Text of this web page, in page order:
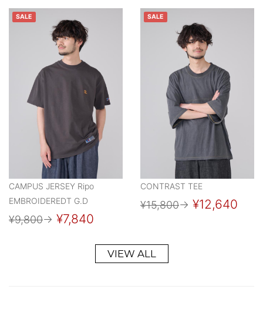
SALE
CAMPUS JERSEY Ripo
EMBROIDEREDT G.D
¥9,800→ ¥7,840
SALE
CONTRAST TEE
¥15,800→ ¥12,640
VIEW ALL